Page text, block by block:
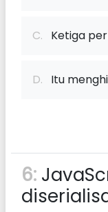
C. Ketiga
D. Itu
6: